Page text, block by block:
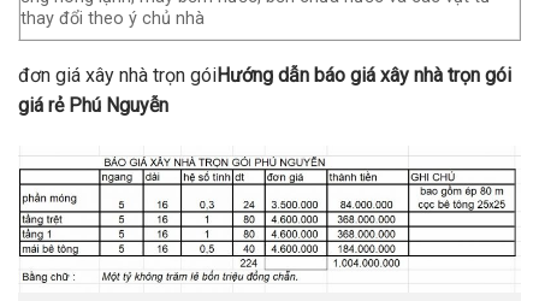
thay đổi theo ý chủ nhà
đơn giá xây nhà trọn góiHướng dẫn báo giá xây nhà trọn gói
giá rẻ Phú Nguyễn